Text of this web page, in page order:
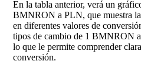
En la tabla anterior, verá un
BMNRON a PLN, que muestra
en diferentes valores de
tipos de cambio de 1 BMNRON
lo que le permite comprender
conversión.